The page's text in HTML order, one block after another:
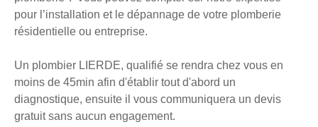
pour l’installation et le dépannage de votre plomberie
résidentielle ou entreprise.
Un plombier LIERDE, qualifié se rendra chez vous en
moins de 45min afin d'établir tout d'abord un
diagnostique, ensuite il vous communiquera un devis
gratuit sans aucun engagement.